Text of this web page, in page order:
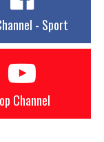
- Sport
Channel